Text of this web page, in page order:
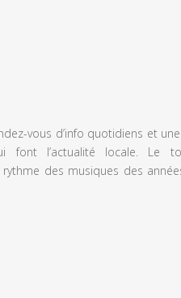
vous d’info quotidiens et
font l’actualité locale. Le
des musiques des